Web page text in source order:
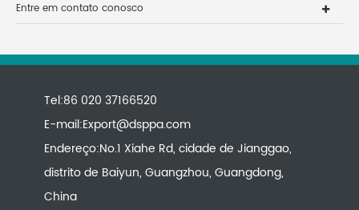
Entre em contato conosco
Tel:86 020 37166520
E-mail:Export@dsppa.com
Endereço:No.1 Xiahe Rd, cidade de Jianggao,
distrito de Baiyun, Guangzhou, Guangdong,
China